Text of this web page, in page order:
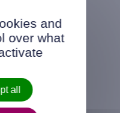
and
over what
all